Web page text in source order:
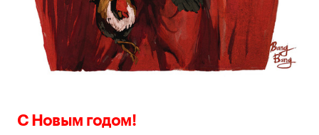
С Новым годом!